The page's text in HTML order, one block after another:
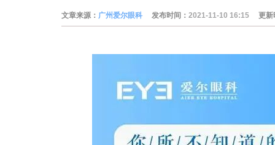
文章来源： 广州爱尔眼科 发布时间： 2021-11-10 16:15 更新